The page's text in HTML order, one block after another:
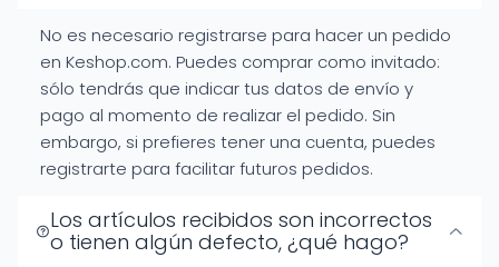
No es necesario registrarse para hacer un pedido
en Keshop.com. Puedes comprar como invitado:
sólo tendrás que indicar tus datos de envío y
pago al momento de realizar el pedido. Sin
embargo, si prefieres tener una cuenta, puedes
registrarte para facilitar futuros pedidos.
Los artículos recibidos son incorrectos
o tienen algún defecto, ¿qué hago?